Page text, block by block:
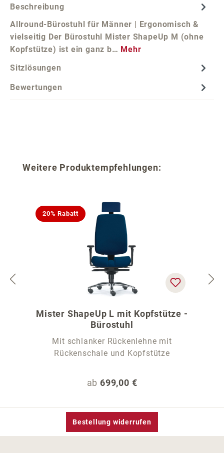
Beschreibung
Allround-Bürostuhl für Männer | Ergonomisch &
vielseitig Der Bürostuhl Mister ShapeUp M (ohne
Kopfstütze) ist ein ganz b… Mehr
Sitzlösungen
Bewertungen
Produktgalerie überspringen
Weitere Produktempfehlungen:
20% Rabatt
Mister ShapeUp L mit Kopfstütze -
Bürostuhl
Mit schlanker Rückenlehne mit
Rückenschale und Kopfstütze
Regulärer Preis:
ab 699,00 €
Bestellung widerrufen